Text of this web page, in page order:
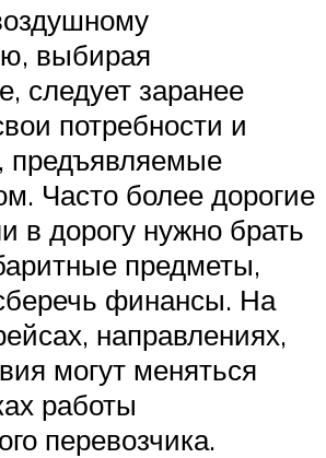
выбирая
следует заранее
потребности и
предъявляемые
Часто более дорогие
в дорогу нужно брать
предметы,
финансы. На
направлениях,
могут меняться
работы
перевозчика.